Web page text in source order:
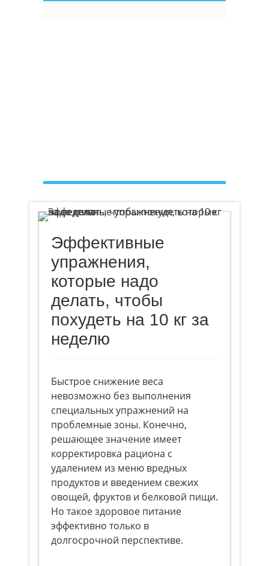
Эффективные
упражнения,
которые надо
делать, чтобы
похудеть на 10 кг за
неделю
Быстрое снижение веса
невозможно без выполнения
специальных упражнений на
проблемные зоны. Конечно,
решающее значение имеет
корректировка рациона с
удалением из меню вредных
продуктов и введением свежих
овощей, фруктов и белковой пищи.
Но такое здоровое питание
эффективно только в
долгосрочной перспективе.